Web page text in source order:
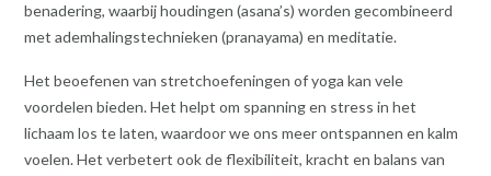
benadering, waarbij houdingen (asana’s) worden gecombineerd
met ademhalingstechnieken (pranayama) en meditatie.
Het beoefenen van stretchoefeningen of yoga kan vele
voordelen bieden. Het helpt om spanning en stress in het
lichaam los te laten, waardoor we ons meer ontspannen en kalm
voelen. Het verbetert ook de flexibiliteit, kracht en balans van